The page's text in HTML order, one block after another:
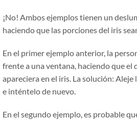
¡No! Ambos ejemplos tienen un
haciendo que las porciones del iris
En el primer ejemplo anterior, la
frente a una ventana, haciendo que
apareciera en el iris. La solución:
e inténtelo de nuevo.
En el segundo ejemplo, es probable